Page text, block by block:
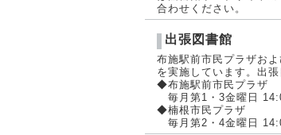
合わせください。
出張図書館
布施駅前市民プラザお
を実施しています。出
◆布施駅前市民プラザ
毎月第1・3金曜日
◆楠根市民プラザ
毎月第2・4金曜日